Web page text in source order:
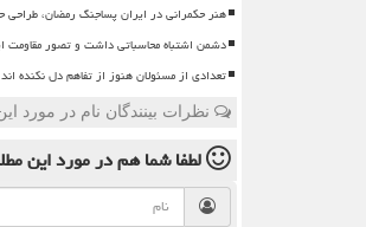
هنر حکمرانی در ایران پساجنگ رمضان، طراحی
دشمن اشتباه محاسباتی داشت و تصور مقاومت
تعدادی از مسئولان هنوز از تفاهم دل نکنده اند
نظرات بینندگان نام در مورد
لطفا شما همدر مورد این